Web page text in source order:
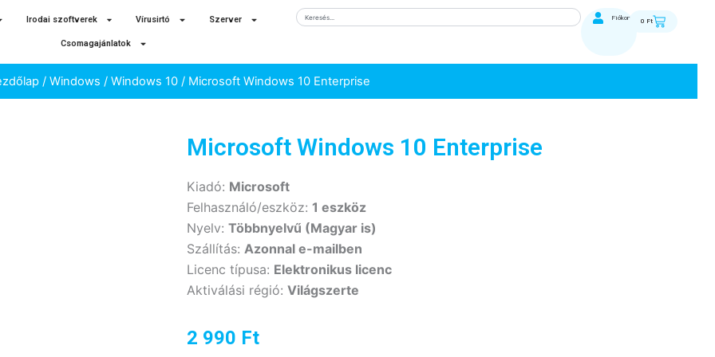
Irodai szoftverek Vírusirtó Szerver
Csomagajánlatok
Keresés Fiókom 0 FtKosár
/ Windows / Windows 10/ Microsoft Windows 10 Enterprise
Microsoft Windows 10 Enterprise
Kiadó: Microsoft
Felhasználó/eszköz: 1 eszköz
Nyelv: Többnyelvű (Magyar is)
Szállítás: Azonnal e-mailben
Licenc típusa: Elektronikus licenc
Aktiválási régió: Világszerte
2 990 Ft